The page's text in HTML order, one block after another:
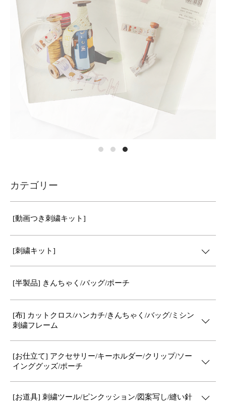
カテゴリー
[動画つき刺繍キット]
[刺繍キット]
[半製品] きんちゃく/バッグ/ポーチ
[布] カットクロス/ハンカチ/きんちゃく/バッグ/ミシン
刺繍フレーム
[お仕立て] アクセサリー/キーホルダー/クリップ/ソー
インググッズ/ポーチ
[お道具] 刺繍ツール/ピンクッション/図案写し/縫い針